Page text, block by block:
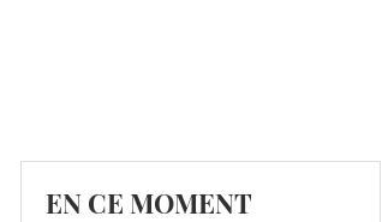
EN CE MOMENT